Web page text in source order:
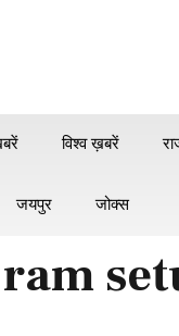
विश्व ख़बरें
जयपुर जोक्स
ram